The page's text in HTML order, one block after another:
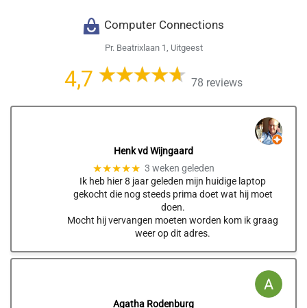
Computer Connections
Pr. Beatrixlaan 1, Uitgeest
4,7 78 reviews
Henk vd Wijngaard
★★★★★ 3 weken geleden
Ik heb hier 8 jaar geleden mijn huidige laptop
gekocht die nog steeds prima doet wat hij moet
doen.
Mocht hij vervangen moeten worden kom ik graag
weer op dit adres.
Agatha Rodenburg